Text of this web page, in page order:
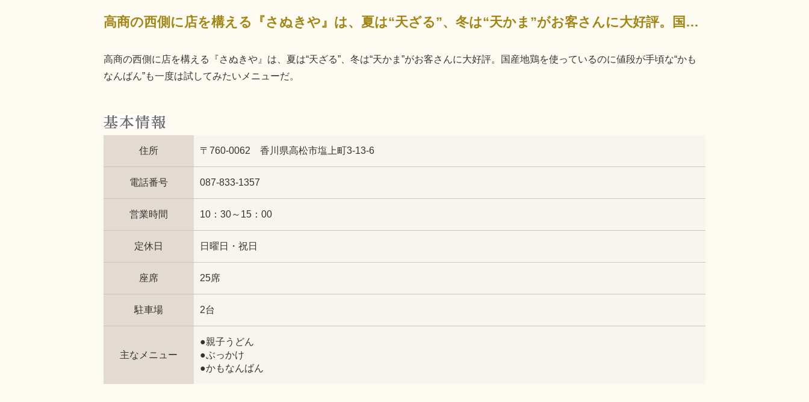
高商の西側に店を構える『さぬきや』は、夏は“天ざる”、冬は“天かま”がお客さんに大好評。国産地鶏を使…
高商の西側に店を構える『さぬきや』は、夏は“天ざる”、冬は“天かま”がお客さんに大好評。国産地鶏を使っているのに値段が手頃な“かも
なんばん”も一度は試してみたいメニューだ。
住所 〒760-0062 香川県高松市塩上町3-13-6
電話番号 087-833-1357
営業時間 10：30～15：00
定休日 日曜日・祝日
座席 25席
駐車場 2台
主なメニュー
●親子うどん
●ぶっかけ
●かもなんばん